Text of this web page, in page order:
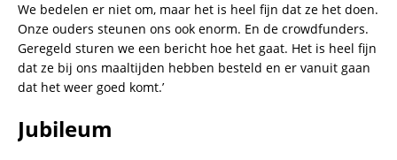
We bedelen er niet om, maar het is heel fijn dat ze het doen.
Onze ouders steunen ons ook enorm. En de crowdfunders.
Geregeld sturen we een bericht hoe het gaat. Het is heel fijn
dat ze bij ons maaltijden hebben besteld en er vanuit gaan
dat het weer goed komt.’
Jubileum